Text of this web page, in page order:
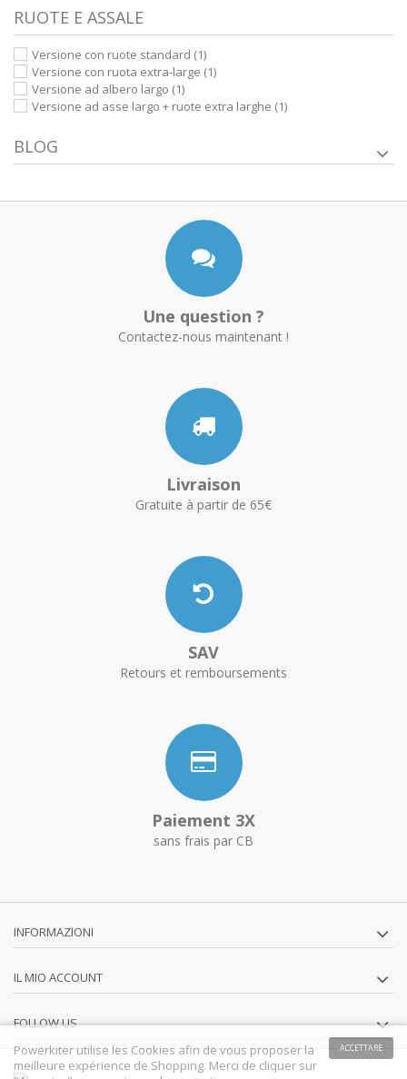
RUOTE E ASSALE
Versione con ruote standard (1)
Versione con ruota extra-large (1)
Versione ad albero largo (1)
Versione ad asse largo + ruote extra larghe (1)
BLOG
Une question ?
Contactez-nous maintenant !
Livraison
Gratuite à partir de 65€
SAV
Retours et remboursements
Paiement 3X
sans frais par CB
INFORMAZIONI
IL MIO ACCOUNT
FOLLOW US
ACCETTARE
Powerkiter utilise les Cookies afin de vous proposer la
meilleure expérience de Shopping. Merci de cliquer sur